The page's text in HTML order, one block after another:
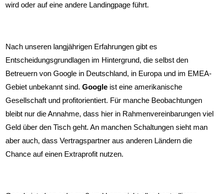
Google Ads Bildanzeigen
Google Ads Suchnetzwerk
Leitlinien zur Optimierung
Google Ads Placements
Google Ads Budget
wird oder auf eine andere Landingpage führt.
Nach unseren langjährigen Erfahrungen gibt es
Entscheidungsgrundlagen im Hintergrund, die selbst den
Betreuern von Google in Deutschland, in Europa und im EMEA-
Gebiet unbekannt sind.Google ist eine amerikanische
Gesellschaft und profitorientiert. Für manche Beobachtungen
bleibt nur die Annahme, dass hier in Rahmenvereinbarungen viel
Geld über den Tisch geht. An manchen Schaltungen sieht man
aber auch, dass Vertragspartner aus anderen Ländern die
Chance auf einen Extraprofit nutzen.